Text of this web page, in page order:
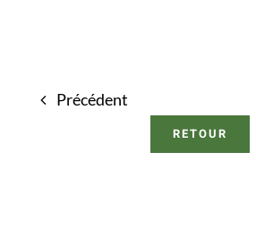
Précédent
RETOUR